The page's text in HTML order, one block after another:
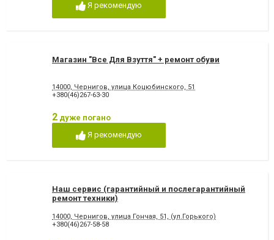
Я рекомендую
Магазин "Все Для Взуття" + ремонт обуви
14000, Чернигов, улица Коцюбинского, 51
+380(46)267-63-30
2 дуже погано
Я рекомендую
Наш сервис (гарантийный и послегарантийный
ремонт техники)
14000, Чернигов, улица Гончая, 51, (ул.Горького)
+380(46)267-58-58